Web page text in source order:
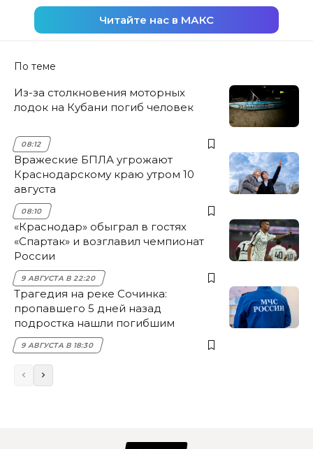
Читайте нас в МАКС
По теме
Из-за столкновения моторных
лодок на Кубани погиб человек
08:12
Вражеские БПЛА угрожают
Краснодарскому краю утром 10
августа
08:10
«Краснодар» обыграл в гостях
«Спартак» и возглавил чемпионат
России
9 АВГУСТА В 22:20
Трагедия на реке Сочинка:
пропавшего 5 дней назад
подростка нашли погибшим
9 АВГУСТА В 18:30